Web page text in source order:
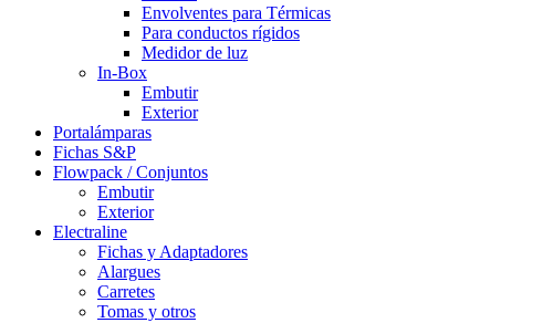
Envolventes para Térmicas
Para conductos rígidos
Medidor de luz
In-Box
Embutir
Exterior
Portalámparas
Fichas S&P
Flowpack / Conjuntos
Embutir
Exterior
Electraline
Fichas y Adaptadores
Alargues
Carretes
Tomas y otros